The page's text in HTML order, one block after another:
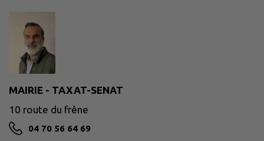
MAIRIE - TAXAT-SENAT
10 route du frêne
04 70 56 64 69